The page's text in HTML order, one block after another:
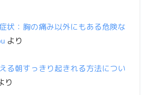
状：胸の痛み以外にもある危険な
より
る朝すっきり起きれる方法につい
り